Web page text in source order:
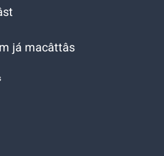
já macâttâs